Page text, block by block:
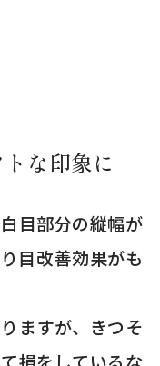
な印象に
目部分の縦幅が
目改善効果がも
ますが、きつそ